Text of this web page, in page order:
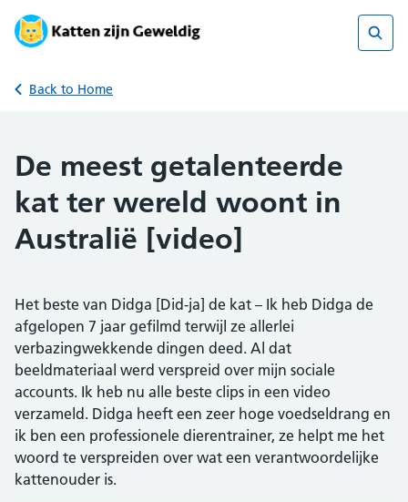
Skip
Back to Home
De meest getalenteerde
kat ter wereld woont in
Australië [video]
Het beste van Didga [Did-ja] de kat – Ik heb Didga de
afgelopen 7 jaar gefilmd terwijl ze allerlei
verbazingwekkende dingen deed. Al dat
beeldmateriaal werd verspreid over mijn sociale
accounts. Ik heb nu alle beste clips in een video
verzameld. Didga heeft een zeer hoge voedseldrang en
ik ben een professionele dierentrainer, ze helpt me het
woord te verspreiden over wat een verantwoordelijke
kattenouder is.